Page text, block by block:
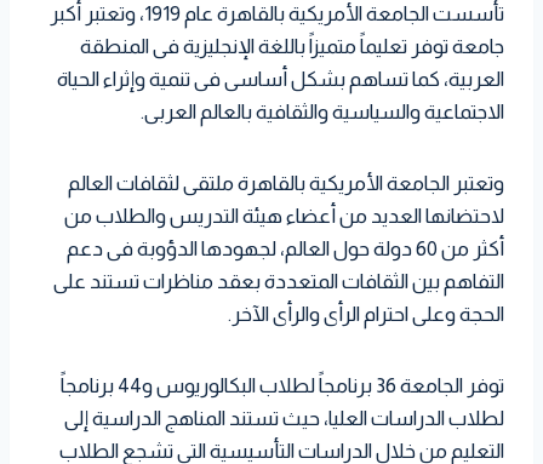
تأسست الجامعة الأمريكية بالقاهرة عام 1919، وتعتبر أكبر
جامعة توفر تعليماً متميزاً باللغة الإنجليزية فى المنطقة
العربية، كما تساهم بشكل أساسى فى تنمية وإثراء الحياة
الاجتماعية والسياسية والثقافية بالعالم العربى.
وتعتبر الجامعة الأمريكية بالقاهرة ملتقى لثقافات العالم
لاحتضانها العديد من أعضاء هيئة التدريس والطلاب من
أكثر من 60 دولة حول العالم، لجهودها الدؤوبة فى دعم
التفاهم بين الثقافات المتعددة بعقد مناظرات تستند على
الحجة وعلى احترام الرأى والرأى الآخر.
توفر الجامعة 36 برنامجاً لطلاب البكالوريوس و44 برنامجاً
لطلاب الدراسات العليا، حيث تستند المناهج الدراسية إلى
التعليم من خلال الدراسات التأسيسية التى تشجع الطلاب